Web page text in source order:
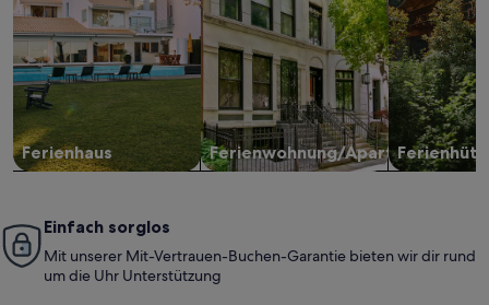
Ferienhaus Ferienwohnung/Apartment
Einfach sorglos
Mit unserer Mit-Vertrauen-Buchen-Garantie bieten wir dir rund
um die Uhr Unterstützung